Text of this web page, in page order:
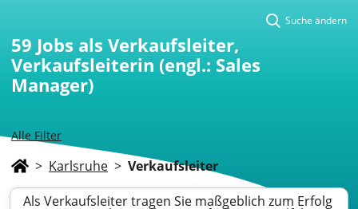
Alle Filter
Suche ändern
59 Jobs als Verkaufsleiter,
Verkaufsleiterin (engl.: Sales
Manager)
> Karlsruhe > Verkaufsleiter
Als Verkaufsleiter tragen Sie maßgeblich zum Erfolg